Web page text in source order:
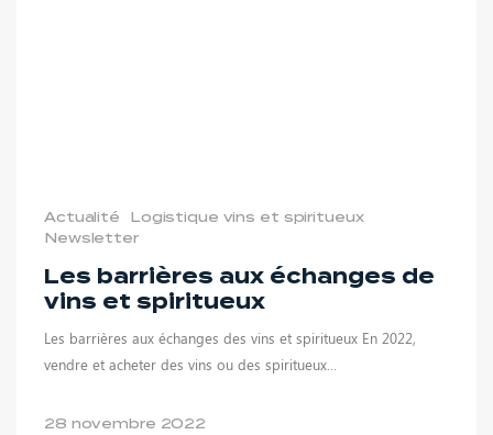
Actualité
Logistique vins et spiritueux
Newsletter
Les barrières aux échanges de
vins et spiritueux
Les barrières aux échanges des vins et spiritueux En 2022,
vendre et acheter des vins ou des spiritueux...
28 novembre 2022